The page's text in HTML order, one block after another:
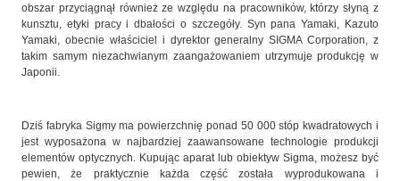
obszar przyciągnął również ze względu na pracowników, którzy słyną z
kunsztu, etyki pracy i dbałości o szczegóły. Syn pana Yamaki, Kazuto
Yamaki, obecnie właściciel i dyrektor generalny SIGMA Corporation, z
takim samym niezachwianym zaangażowaniem utrzymuje produkcję w
Japonii.
Dziś fabryka Sigmy ma powierzchnię ponad 50 000 stóp kwadratowych i
jest wyposażona w najbardziej zaawansowane technologie produkcji
elementów optycznych. Kupując aparat lub obiektyw Sigma, możesz być
pewien, że praktycznie każda część została wyprodukowana i